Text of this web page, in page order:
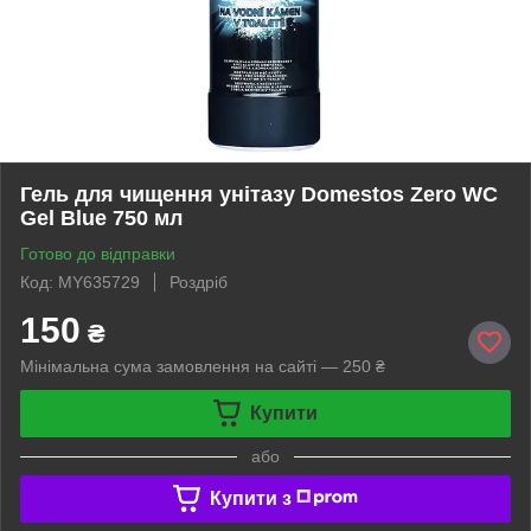
Гель для чищення унітазу Domestos Zero WC
Gel Blue 750 мл
Готово до відправки
Код: MY635729
Роздріб
150 ₴
Мінімальна сума замовлення на сайті — 250 ₴
Купити
або
Купити з